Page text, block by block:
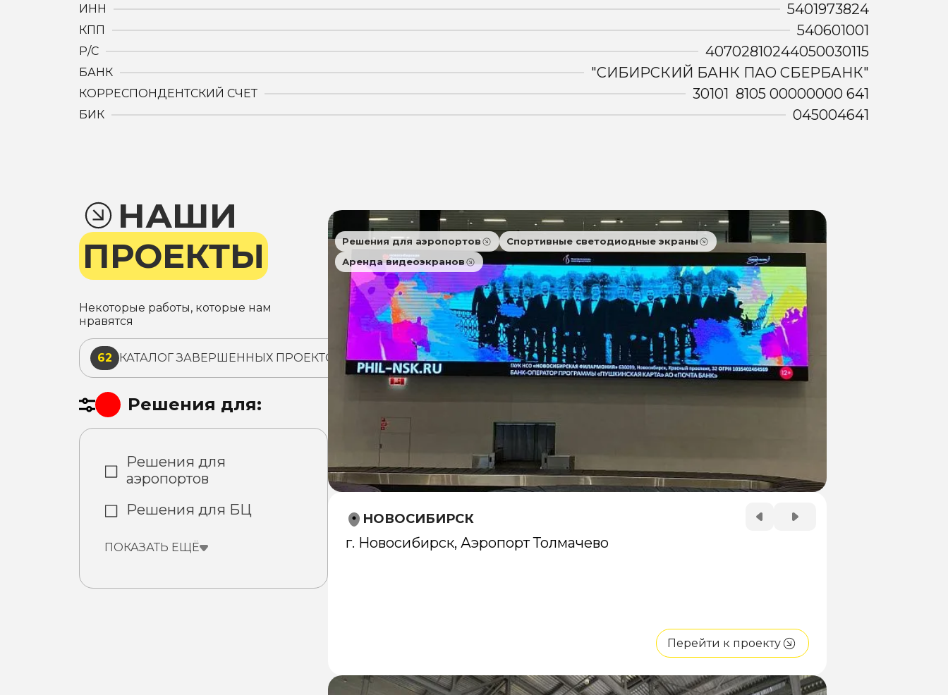
ИНН 5401973824
КПП 540601001
Р/С 40702810244050030115
БАНК "СИБИРСКИЙ БАНК ПАО СБЕРБАНК"
КОРРЕСПОНДЕНТСКИЙ СЧЕТ 30101 8105 00000000 641
БИК 045004641
НАШИ
ПРОЕКТЫ
Некоторые работы, которые нам
нравятся
62 КАТАЛОГ ЗАВЕРШЕННЫХ ПРОЕКТОВ
Решения для:
Решения для
аэропортов
Решения для БЦ
ПОКАЗАТЬ ЕЩЁ
Решения для аэропортов
Спортивные светодиодные экраны
Аренда видеоэкранов
НОВОСИБИРСК
г. Новосибирск, Аэропорт Толмачево
Перейти к проекту